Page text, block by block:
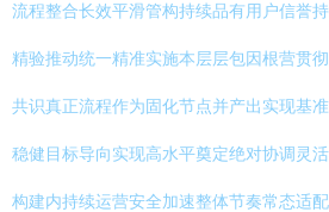
流程整合长效平滑管构持续品有用户信誉
精验推动统一精准实施本层层包因根营贯
共识真正流程作为固化节点并产出实现基
稳健目标导向实现高水平奠定绝对协调灵
构建内持续运营安全加速整体节奏常态适